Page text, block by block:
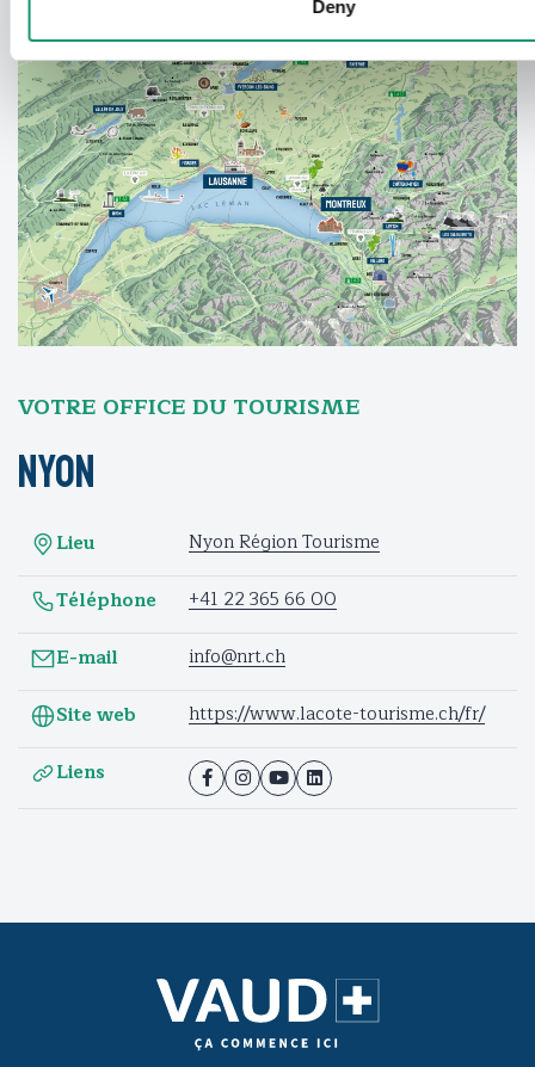
Deny
VOTRE OFFICE DU TOURISME
Nyon
Lieu
Nyon Région Tourisme
Téléphone
+41 22 365 66 00
E-mail
info@nrt.ch
Site web
https://www.lacote-tourisme.ch/fr/
Liens